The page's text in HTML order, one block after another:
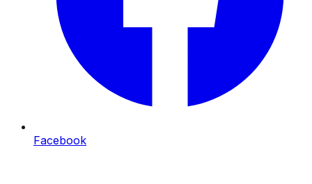
Facebook